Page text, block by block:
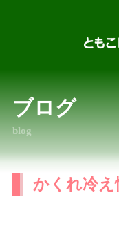
ブログ
blog
かくれ冷え